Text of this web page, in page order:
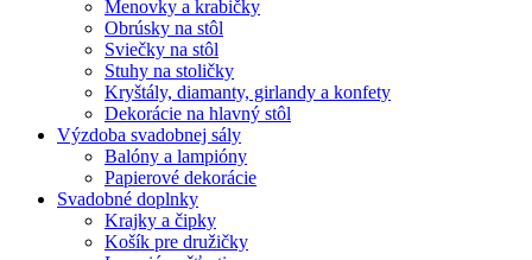
Menovky a krabičky
Obrúsky na stôl
Sviečky na stôl
Stuhy na stoličky
Kryštály, diamanty, girlandy a konfety
Dekorácie na hlavný stôl
Výzdoba svadobnej sály
Balóny a lampióny
Papierové dekorácie
Svadobné doplnky
Krajky a čipky
Košík pre družičky